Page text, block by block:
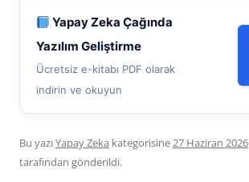
Yapay Zeka Çağında
Yazılım Geliştirme
Ücretsiz e-kitabı PDF olarak
indirin ve okuyun
Bu yazıYapay Zeka kategorisine27 Haziran 2026
tarafından gönderildi.